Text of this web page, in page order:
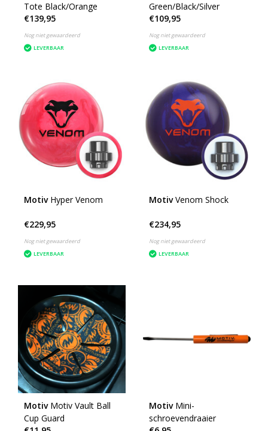
Tote Black/Orange
€139,95
Nog niet gewaardeerd
LEVERBAAR
Green/Black/Silver
€109,95
Nog niet gewaardeerd
LEVERBAAR
Motiv Hyper Venom
€229,95
Nog niet gewaardeerd
LEVERBAAR
Motiv Venom Shock
€234,95
Nog niet gewaardeerd
LEVERBAAR
Motiv Motiv Vault Ball
Cup Guard
Motiv Mini-
schroevendraaier